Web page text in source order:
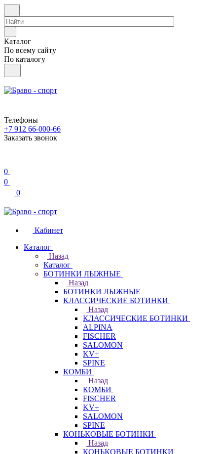
Каталог
По всему сайту
По каталогу
Телефоны
+7 912 66-000-66
Заказать звонок
0
0
0
Кабинет
Каталог
Назад
Каталог
БОТИНКИ ЛЫЖНЫЕ
Назад
БОТИНКИ ЛЫЖНЫЕ
КЛАССИЧЕСКИЕ БОТИНКИ
Назад
КЛАССИЧЕСКИЕ БОТИНКИ
ALPINA
FISCHER
SALOMON
KV+
SPINE
КОМБИ
Назад
КОМБИ
FISCHER
KV+
SALOMON
SPINE
КОНЬКОВЫЕ БОТИНКИ
Назад
КОНЬКОВЫЕ БОТИНКИ